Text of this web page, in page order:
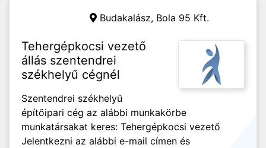
Budakalász, Bola 95 Kft.
Tehergépkocsi vezető
állás szentendrei
székhelyű cégnél
Szentendrei székhelyű
építőipari cég az alábbi munkakörbe
munkatársakat keres: Tehergépkocsi vezető
Jelentkezni az alábbi e-mail címen és